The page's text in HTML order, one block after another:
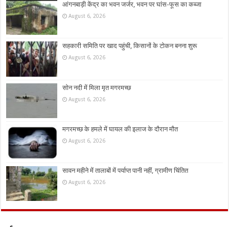
आंगनबाड़ी केंद्र का भवन जर्जर, भवन पर घांस-फूस का कब्जा
August 6, 2026
सहकारी समिति पर खाद पहुंची, किसानों के टोकन बनना शुरू
August 6, 2026
सोन नदी में मिला मृत मगरमच्छ
August 6, 2026
मगरमच्छ के हमले में घायल की इलाज के दौरान मौत
August 6, 2026
सावन महीने में तालाबों में पर्याप्त पानी नहीं, ग्रामीण चिंतित
August 6, 2026